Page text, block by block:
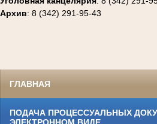
Архив: 8 (342) 291-95-43
ГЛАВНАЯ
ПОДАЧА ПРОЦЕССУАЛЬНЫХ